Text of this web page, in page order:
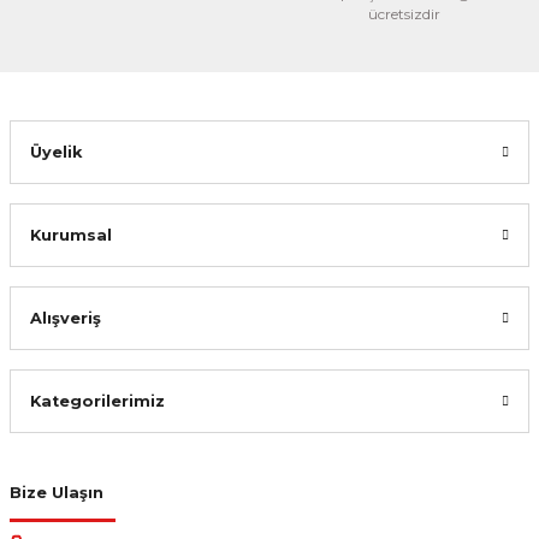
Gönder
ücretsizdir
Bize Ulaşın
Üyelik
Kurumsal
Alışveriş
Kategorilerimiz